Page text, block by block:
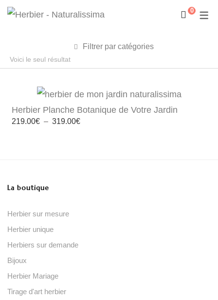
0
Voici le seul résultat
Filtrer par catégories
Herbier Planche Botanique de Votre Jardin
219.00€ – 319.00€Plage
La boutique
Herbier sur mesure
Herbier unique
Herbiers sur demande
Bijoux
Herbier Mariage
Tirage d'art herbier